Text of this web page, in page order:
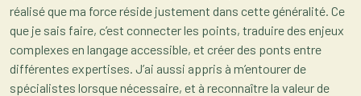
réalisé que ma force réside justement dans cette généralité. Ce
que je sais faire, c’est connecter les points, traduire des enjeux
complexes en langage accessible, et créer des ponts entre
différentes expertises. J’ai aussi appris à m’entourer de
spécialistes lorsque nécessaire, et à reconnaître la valeur de